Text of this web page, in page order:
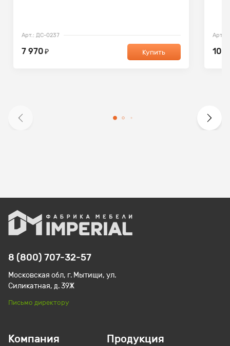
Арт.: ДС-0237
7 970₽ Купить
Арт.:
10
Компания Продукция
8 (800) 707-32-57
Московская обл, г. Мытищи, ул.
Силикатная, д. 39Ж
Письмо директору